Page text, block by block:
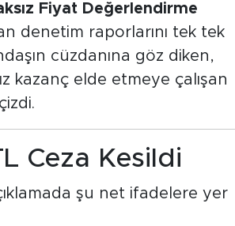
Fiyat Değerlendirme
denetim raporlarını tek tek
cüzdanına göz diken,
kazanç elde etmeye çalışan
Ceza Kesildi
şu net ifadelere yer